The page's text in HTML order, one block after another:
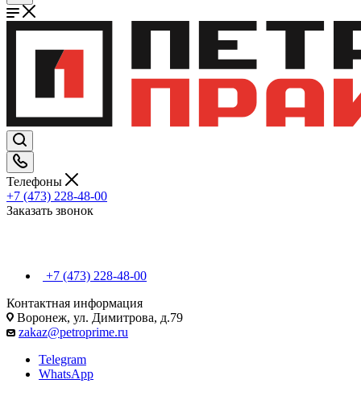
Телефоны
+7 (473) 228-48-00
Заказать звонок
+7 (473) 228-48-00
Контактная информация
Воронеж, ул. Димитрова, д.79
zakaz@petroprime.ru
Telegram
WhatsApp